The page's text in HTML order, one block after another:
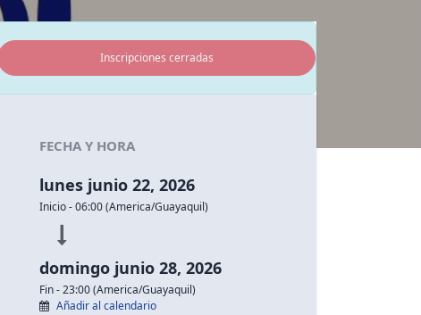
Inscripciones cerradas
FECHA Y HORA
lunes junio 22, 2026
Inicio -06:00(America/Guayaquil)
domingo junio 28, 2026
Fin -23:00(America/Guayaquil)
Añadir al calendario